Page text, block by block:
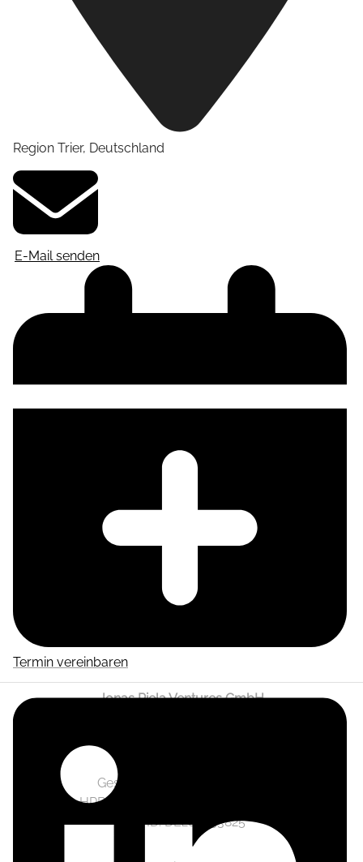
Region Trier, Deutschland
E-Mail senden
Termin vereinbaren
Jonas Piela Ventures GmbH
Geschäftsführer: Jonas Piela
HRB 141236 Berlin-Charlottenburg
Ust.-ID: DE282633825